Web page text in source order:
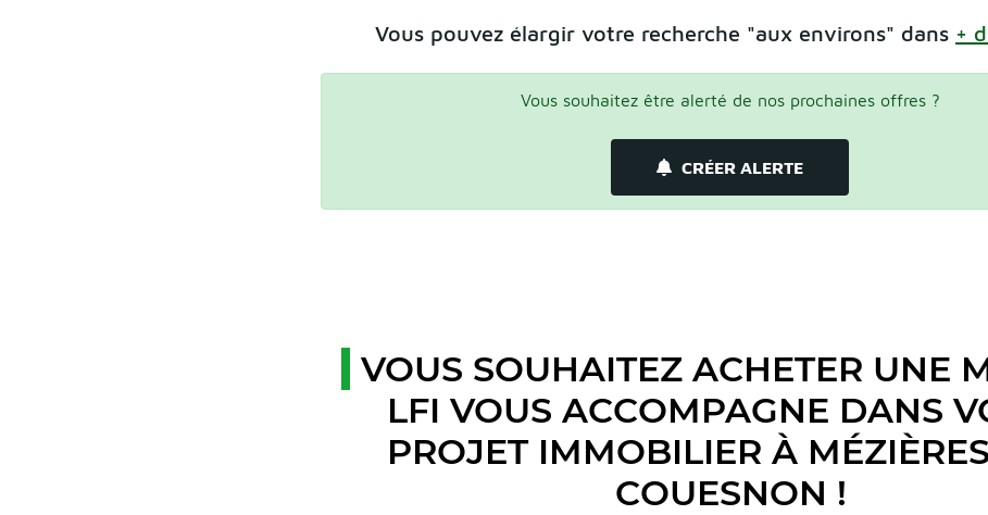
Vous pouvez élargir votre recherche "aux environs" dans +
Vous souhaitez être alerté de nos prochaines offres ?
CRÉER ALERTE
VOUS SOUHAITEZ ACHETER UNE
LFI VOUS ACCOMPAGNE DANS
PROJET IMMOBILIER À
COUESNON !